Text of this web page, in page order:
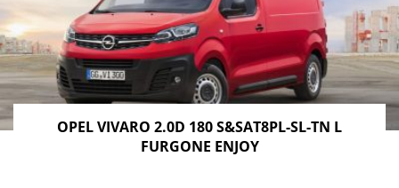
OPEL VIVARO 2.0D 180 S&SAT8PL-SL-TN L
FURGONE ENJOY